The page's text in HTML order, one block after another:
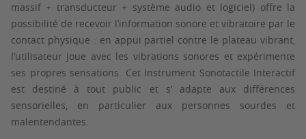
massif + transducteur + système audio et logiciel) offre la
possibilité de recevoir l’information sonore et vibratoire par le
contact physique : en appui partiel contre le plateau vibrant,
l’utilisateur joue avec les vibrations sonores et expérimente
ses propres sensations. Cet Instrument Sonotactile Interactif
est destiné à tout public et s’ adapte aux différences
sensorielles, en particulier aux personnes sourdes et
malentendantes.